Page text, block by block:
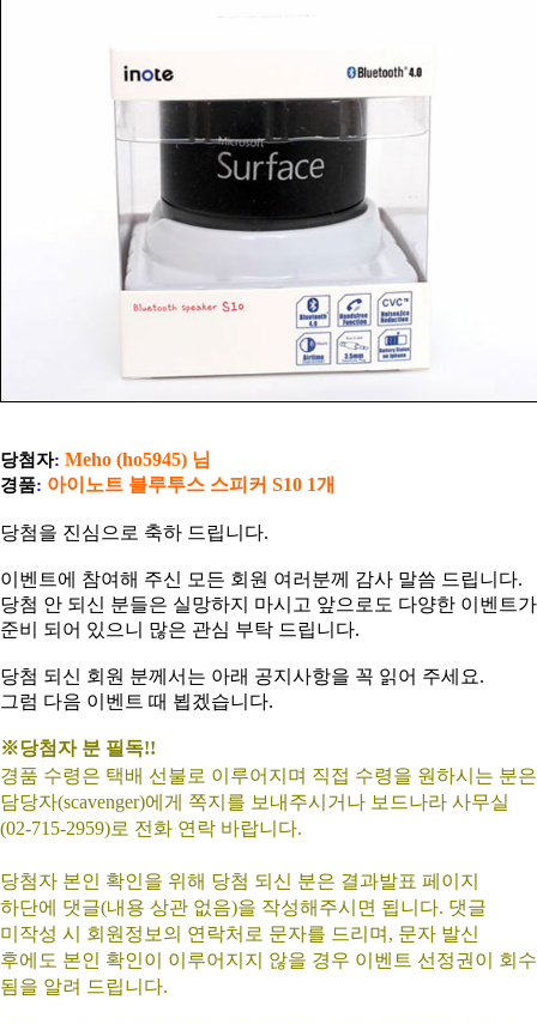
당첨자: Meho (ho5945) 님
경품: 아이노트 블루투스 스피커 S10 1개
당첨을 진심으로 축하 드립니다.
이벤트에 참여해 주신 모든 회원 여러분께 감사 말씀 드립니다.
당첨 안 되신 분들은 실망하지 마시고 앞으로도 다양한 이벤트가
준비 되어 있으니 많은 관심 부탁 드립니다.
당첨 되신 회원 분께서는 아래 공지사항을 꼭 읽어 주세요.
그럼 다음 이벤트 때 뵙겠습니다.
※당첨자 분 필독!!
경품 수령은 택배 선불로 이루어지며 직접 수령을 원하시는 분은
담당자(scavenger)에게 쪽지를 보내주시거나 보드나라 사무실
(02-715-2959)로 전화 연락 바랍니다.
당첨자 본인 확인을 위해 당첨 되신 분은 결과발표 페이지
하단에 댓글(내용 상관 없음)을 작성해주시면 됩니다. 댓글
미작성 시 회원정보의 연락처로 문자를 드리며, 문자 발신
후에도 본인 확인이 이루어지지 않을 경우 이벤트 선정권이 회수
됨을 알려 드립니다.